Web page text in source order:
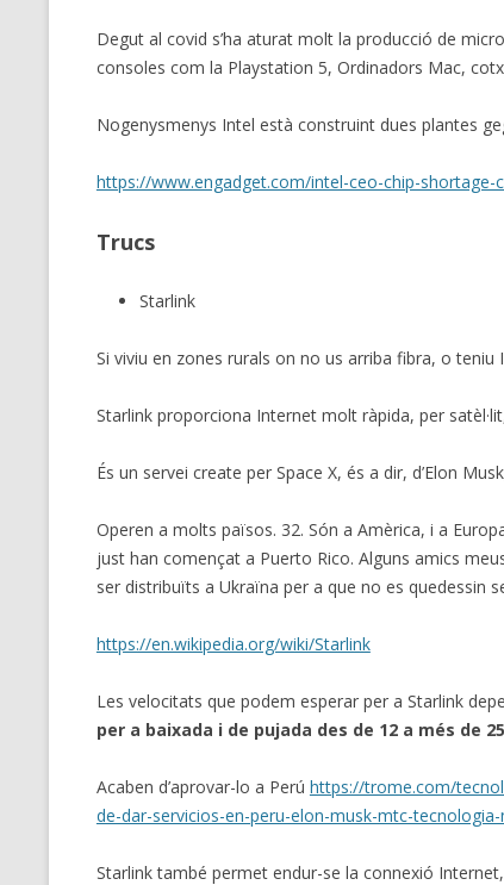
Degut al covid s’ha aturat molt la producció de
consoles com la Playstation 5, Ordinadors Mac,
Nogenysmenys Intel està construint dues plantes
https://www.engadget.com/intel-ceo-chip-shortage-
Trucs
Starlink
Si viviu en zones rurals on no us arriba fibra, o
Starlink proporciona Internet molt ràpida, per
És un servei create per Space X, és a dir, d’Elon
Operen a molts països. 32. Són a Amèrica, i a
just han començat a Puerto Rico. Alguns amics
ser distribuïts a Ukraïna per a que no es quedessin
https://en.wikipedia.org/wiki/Starlink
Les velocitats que podem esperar per a Starlink
per a baixada i de pujada des de 12 a més de
Acaben d’aprovar-lo a Perú https://trome.com/
de-dar-servicios-en-peru-elon-musk-mtc-
Starlink també permet endur-se la connexió